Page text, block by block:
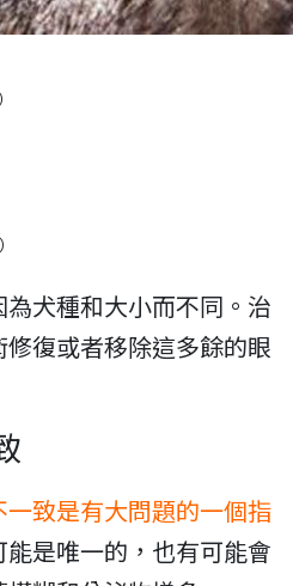
）
犬種和大小而不同。治
復或者移除這多餘的眼
一致是有大問題的一個指
能是唯一的，也有可能會